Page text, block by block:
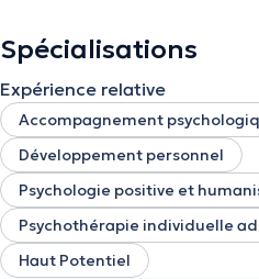
Spécialisations
Expérience relative
Accompagnement
Développement personnel
Psychologie positive et
Psychothérapie individuelle
Haut Potentiel